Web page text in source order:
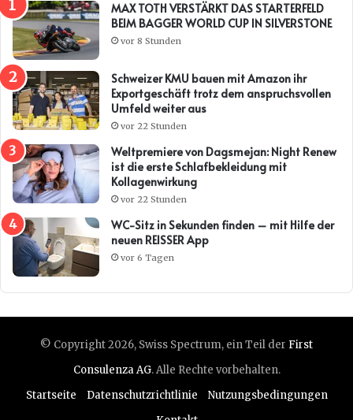
MAX TOTH VERSTÄRKT DAS STARTERFELD
BEIM BAGGER WORLD CUP IN SILVERSTONE
vor 8 Stunden
Schweizer KMU bauen mit Amazon ihr
Exportgeschäft trotz dem anspruchsvollen
Umfeld weiter aus
vor 22 Stunden
Weltpremiere von Dagsmejan: Night Renew
ist die erste Schlafbekleidung mit
Kollagenwirkung
vor 22 Stunden
WC-Sitz in Sekunden finden – mit Hilfe der
neuen REISSER App
vor 6 Tagen
© Copyright 2026, Swiss Spectrum, ein Teil der First
Consulenza AG. Alle Rechte vorbehalten.
Startseite
Datenschutzrichtlinie
Nutzungsbedingungen